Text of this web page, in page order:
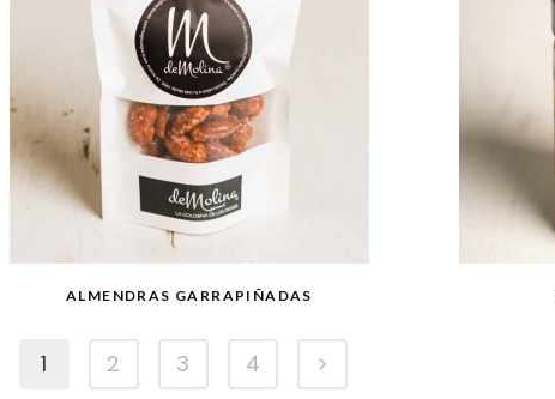
ALMENDRAS GARRAPIÑADAS
1 2 3 4